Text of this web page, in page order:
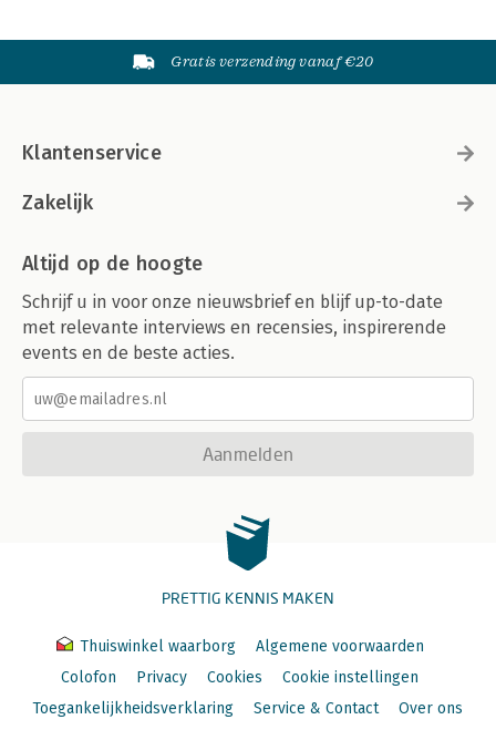
Gratis verzending vanaf €20
Klantenservice
Zakelijk
Altijd op de hoogte
Schrijf u in voor onze nieuwsbrief en blijf up-to-date
met relevante interviews en recensies, inspirerende
events en de beste acties.
Aanmelden
PRETTIG KENNIS MAKEN
Thuiswinkel waarborg
Algemene voorwaarden
Colofon
Privacy Cookies
Cookie instellingen
Toegankelijkheidsverklaring
Service & Contact Over ons